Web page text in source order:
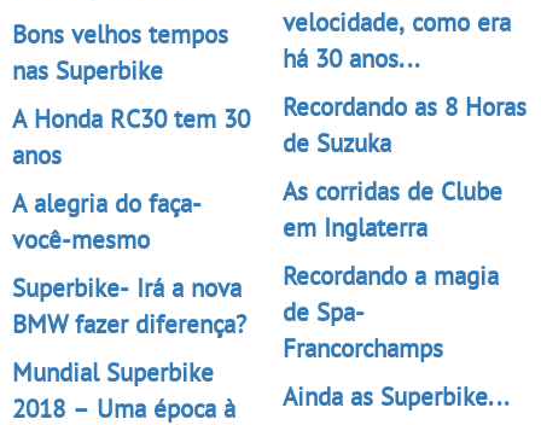
Bons velhos tempos
nas Superbike
A Honda RC30 tem 30
anos
A alegria do faça-
você-mesmo
Superbike- Irá a nova
BMW fazer diferença?
Mundial Superbike
2018 – Uma época à
velocidade, como era
há 30 anos...
Recordando as 8 Horas
de Suzuka
As corridas de Clube
em Inglaterra
Recordando a magia
de Spa-
Francorchamps
Ainda as Superbike...